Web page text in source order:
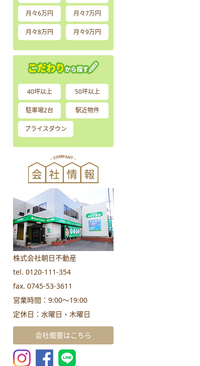
月々6万円 月々7万円
月々8万円 月々9万円
40坪以上 50坪以上
駐車場2台 駅近物件
プライスダウン
株式会社朝日不動産
tel. 0120-111-354
fax. 0745-53-3611
営業時間：9:00～19:00
定休日：水曜日・木曜日
会社概要はこちら